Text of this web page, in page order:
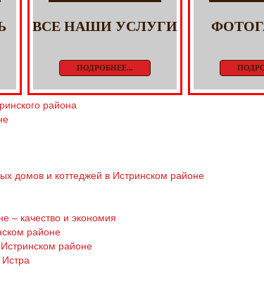
ВСЕ НАШИ УСЛУГИ
ПОДРОБНЕЕ...
района
домов и коттеджей в Истринском районе
– качество и экономия
районе
районе